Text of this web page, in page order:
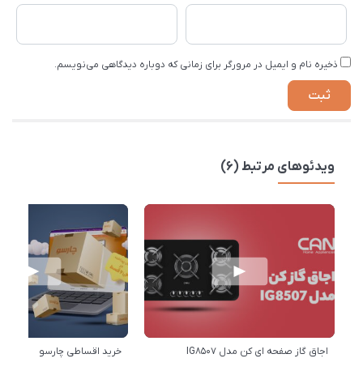
ذخیره نام و ایمیل در مرورگر برای زمانی که دوباره دیدگاهی می‌نویسم.
ویدئوهای مرتبط (6)
اجاق گاز صفحه ای کن مدل IG8507 خرید اقساطی چارسو